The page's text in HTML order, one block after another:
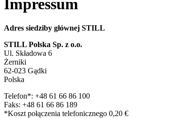
Impressum
Adres siedziby głównej STILL
STILL Polska Sp. z o.o.
Ul. Składowa 6
Żerniki
62-023 Gądki
Polska
Telefon*: +48 61 66 86 100
Faks: +48 61 66 86 189
*Koszt połączenia telefonicznego 0,20 €